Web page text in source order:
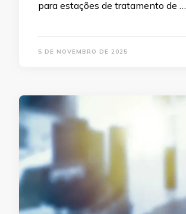
para estações de tratamento de …
5 DE NOVEMBRO DE 2025